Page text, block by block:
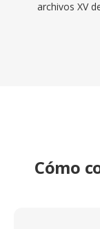
archivos XV
Cómo